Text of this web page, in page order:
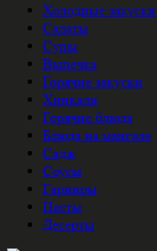
Холодные закуски
Салаты
Супы
Выпечка
Горячие закуски
Хинкали
Горячие блюда
Блюда на мангале
Садж
Соусы
Гарниры
Пасты
Десерты